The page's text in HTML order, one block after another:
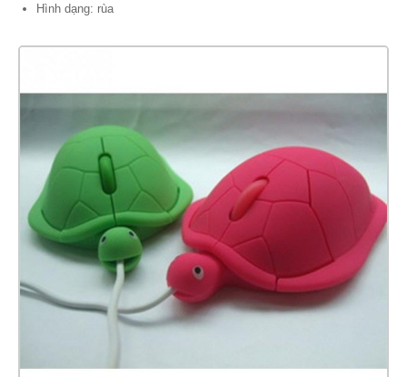
Hình dạng: rùa